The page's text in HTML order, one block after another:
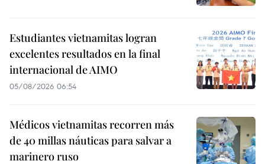
Estudiantes vietnamitas logran
excelentes resultados en la final
internacional de AIMO
05/08/2026 06:54
Médicos vietnamitas recorren más
de 40 millas náuticas para salvar a
marinero ruso